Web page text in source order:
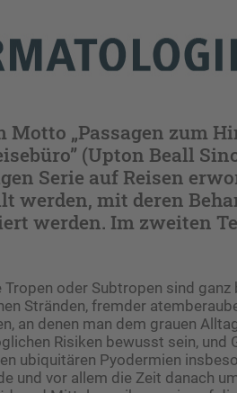
Motto „Passagen zum
(Upton Beall
Serie auf Reisen
werden, mit deren
werden. Im zweiten
Tropen oder Subtropen sind
Stränden, fremder
an denen man dem grauen
Risiken bewusst sein, und
ubiquitären Pyodermien
und vor allem die Zeit danach